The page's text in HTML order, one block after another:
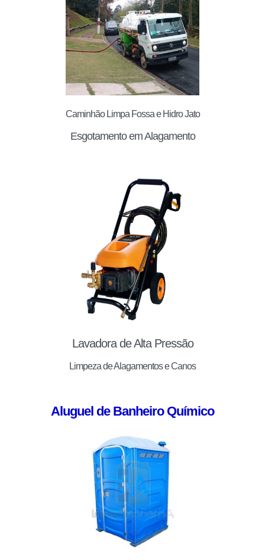
Caminhão Limpa Fossa e Hidro Jato
Esgotamento em Alagamento
Lavadora de Alta Pressão
Limpeza de Alagamentos e Canos
Aluguel de Banheiro Químico